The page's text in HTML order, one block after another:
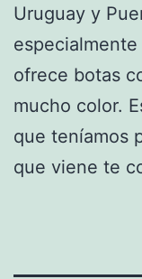
Uruguay y
ofrece botas
mucho color.
que teníamos
que viene te